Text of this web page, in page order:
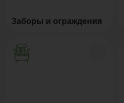
Заборы и ограждения